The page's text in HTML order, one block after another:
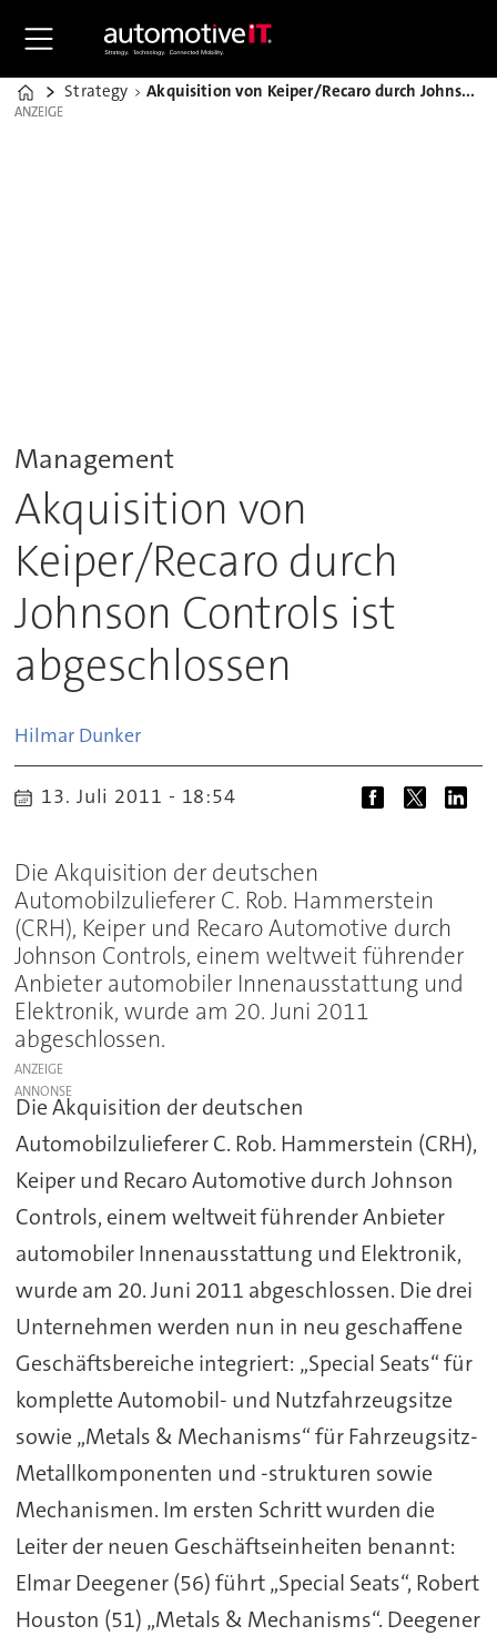
Home
Strategy Akquisition von Keiper/Recaro durch Johnson Controls ist abgeschlossen
ANZEIGE
ANZEIGE
Management
Akquisition von
Keiper/Recaro durch
Johnson Controls ist
abgeschlossen
Hilmar Dunker
13. Juli 2011 - 18:54
Die Akquisition der deutschen
Automobilzulieferer C. Rob. Hammerstein
(CRH), Keiper und Recaro Automotive durch
Johnson Controls, einem weltweit führender
Anbieter automobiler Innenausstattung und
Elektronik, wurde am 20. Juni 2011
abgeschlossen.
ANZEIGE
Die Akquisition der deutschen
Automobilzulieferer C. Rob. Hammerstein (CRH),
Keiper und Recaro Automotive durch Johnson
Controls, einem weltweit führender Anbieter
automobiler Innenausstattung und Elektronik,
wurde am 20. Juni 2011 abgeschlossen. Die drei
Unternehmen werden nun in neu geschaffene
Geschäftsbereiche integriert: „Special Seats“ für
komplette Automobil- und Nutzfahrzeugsitze
sowie „Metals & Mechanisms“ für Fahrzeugsitz-
Metallkomponenten und -strukturen sowie
Mechanismen. Im ersten Schritt wurden die
Leiter der neuen Geschäftseinheiten benannt:
Elmar Deegener (56) führt „Special Seats“, Robert
Houston (51) „Metals & Mechanisms“. Deegener